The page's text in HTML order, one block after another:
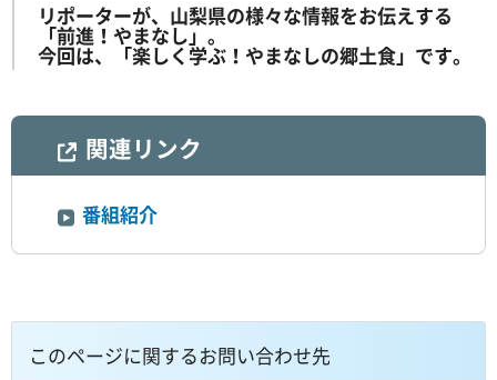
リポーターが、山梨県の様々な情報をお伝えする
「前進！やまなし」。
今回は、「楽しく学ぶ！やまなしの郷土食」です。
関連リンク
番組紹介
このページに関するお問い合わせ先